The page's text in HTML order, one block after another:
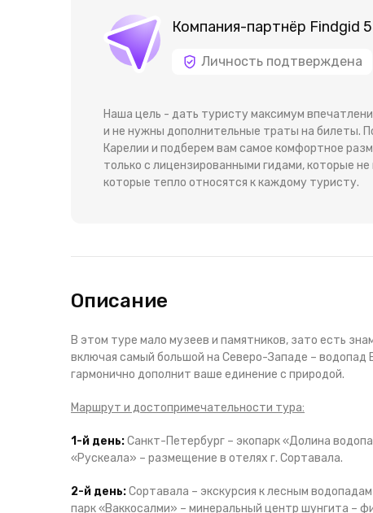
Компания-партнёр Findgid
Личность подтверждена
Наша цель - дать туристу максимум
и не нужны дополнительные траты на билеты.
Карелии и подберем вам самое комфортное
только с лицензированными гидами, которые
которые тепло относятся к каждому туристу.
Описание
В этом туре мало музеев и памятников, зато есть
включая самый большой на Северо-Западе – водопад
гармонично дополнит ваше единение с природой.
Маршрут и достопримечательности тура:
1-й день:Санкт-Петербург – экопарк «Долина
«Рускеала» – размещение в отелях г. Сортавала.
2-й день:Сортавала – экскурсия к лесным
парк «Ваккосалми» – минеральный центр шунгита –